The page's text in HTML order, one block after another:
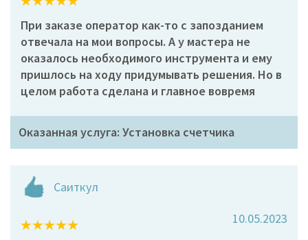
При заказе оператор как-то с запозданием
отвечала на мои вопросы. А у мастера не
оказалось необходимого инструмента и ему
пришлось на ходу придумывать решения. Но в
целом работа сделана и главное вовремя
Оказанная услуга: Установка счетчика
Саиткул
10.05.2023